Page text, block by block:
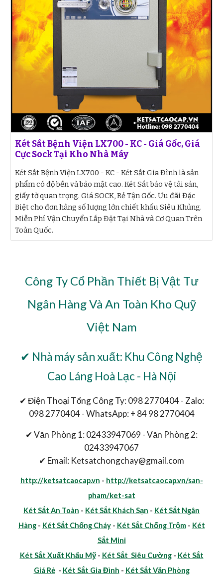
Két Sắt Bệnh Viện LX700 - KC - Giá Gốc, Giá
Cực Sock Tại Kho Nhà Máy
Két Sắt Bệnh Viện LX700 - KC - Két Sắt Gia Đình là sản
phẩm có độ bền và bảo mật cao. Két Sắt bảo vệ tài sản,
giấy tờ quan trọng. Giá SOCK, Rẻ Tận Gốc. Ưu đãi Đặc
Biệt cho đơn hàng số lượng lớn chiết khấu Siêu Khủng.
Miễn Phí Vận Chuyển Lắp Đặt Tại Nhà và Cơ Quan Trên
Toàn Quốc.
Công Ty Cổ Phần Thiết Bị Vật Tư
Ngân Hàng Và An Toàn Kho Quỹ
Việt Nam
✔ Nhà máy sản xuất: Khu Công Nghệ
Cao Láng Hoà Lạc - Hà Nội
✔ Điện Thoại Tổng Công Ty: 098 2770404 - Zalo:
098 2770404 - WhatsApp: + 84 98 2770404
✔ Văn Phòng 1: 02433947069 - Văn Phòng 2:
02433947067
✔ Email: Ketsatchongchay@gmail.com
http://ketsatcaocap.vn - http://ketsatcaocap.vn/san-
pham/ket-sat
Két Sắt An Toàn - Két Sắt Khách Sạn - Két Sắt Ngân
Hàng- Két Sắt Chống Cháy- Két Sắt Chống Trộm- Két
Sắt Mini
Két Sắt Xuất Khẩu Mỹ- Két Sắt Siêu Cường- Két Sắt
Giá Rẻ- Két Sắt Gia Đình - Két Sắt Văn Phòng